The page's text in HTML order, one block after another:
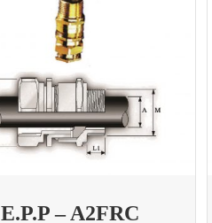
E.P.P – A2FRC